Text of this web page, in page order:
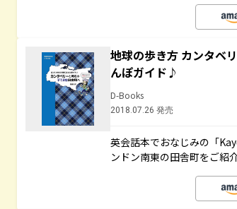
地球の歩き方 カンタベ
んぽガイド♪
D-Books
2018.07.26 発売
英会話本でおなじみの「
ンドン南東の田舎町をご紹